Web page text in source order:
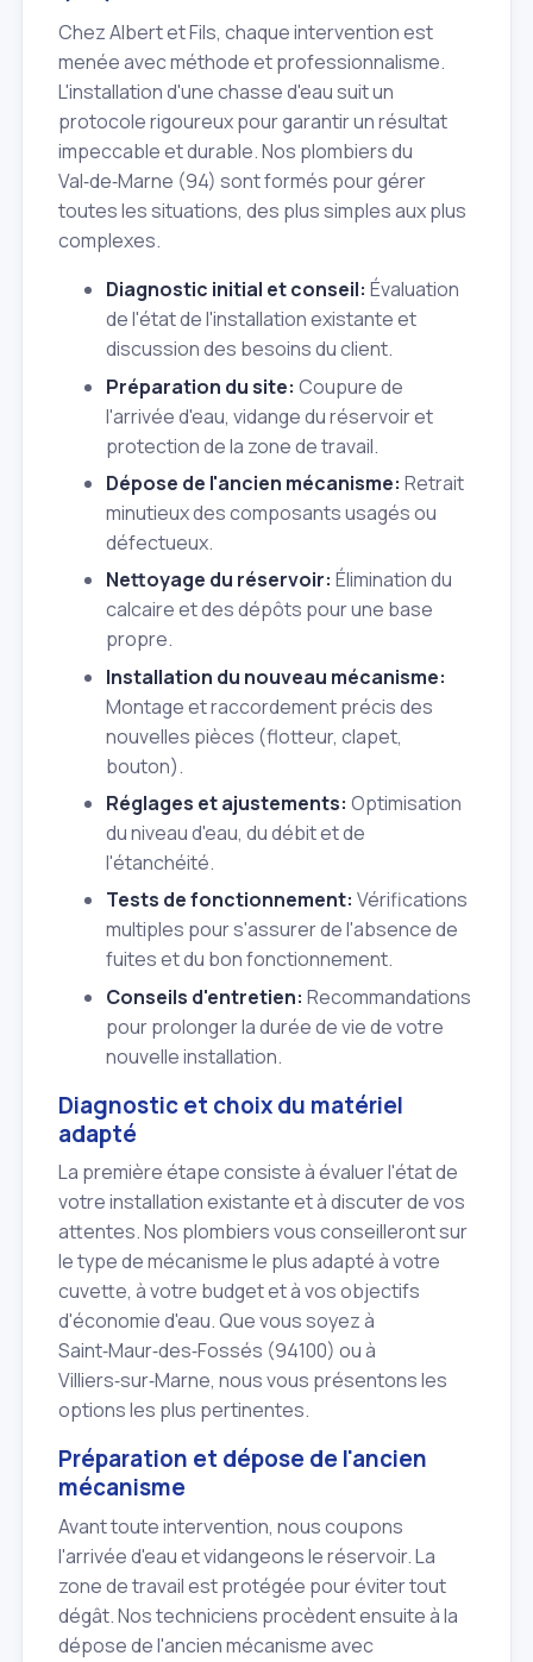
Chez Albert et Fils, chaque intervention est
menée avec méthode et professionnalisme.
L'installation d'une chasse d'eau suit un
protocole rigoureux pour garantir un résultat
impeccable et durable. Nos plombiers du
Val‑de‑Marne (94) sont formés pour gérer
toutes les situations, des plus simples aux plus
complexes.
Diagnostic initial et conseil: Évaluation
de l'état de l'installation existante et
discussion des besoins du client.
Préparation du site: Coupure de
l'arrivée d'eau, vidange du réservoir et
protection de la zone de travail.
Dépose de l'ancien mécanisme: Retrait
minutieux des composants usagés ou
défectueux.
Nettoyage du réservoir: Élimination du
calcaire et des dépôts pour une base
propre.
Installation du nouveau mécanisme:
Montage et raccordement précis des
nouvelles pièces (flotteur, clapet,
bouton).
Réglages et ajustements: Optimisation
du niveau d'eau, du débit et de
l'étanchéité.
Tests de fonctionnement: Vérifications
multiples pour s'assurer de l'absence de
fuites et du bon fonctionnement.
Conseils d'entretien: Recommandations
pour prolonger la durée de vie de votre
nouvelle installation.
Diagnostic et choix du matériel
adapté
La première étape consiste à évaluer l'état de
votre installation existante et à discuter de vos
attentes. Nos plombiers vous conseilleront sur
le type de mécanisme le plus adapté à votre
cuvette, à votre budget et à vos objectifs
d'économie d'eau. Que vous soyez à
Saint‑Maur‑des‑Fossés (94100) ou à
Villiers‑sur‑Marne, nous vous présentons les
options les plus pertinentes.
Préparation et dépose de l'ancien
mécanisme
Avant toute intervention, nous coupons
l'arrivée d'eau et vidangeons le réservoir. La
zone de travail est protégée pour éviter tout
dégât. Nos techniciens procèdent ensuite à la
dépose de l'ancien mécanisme avec